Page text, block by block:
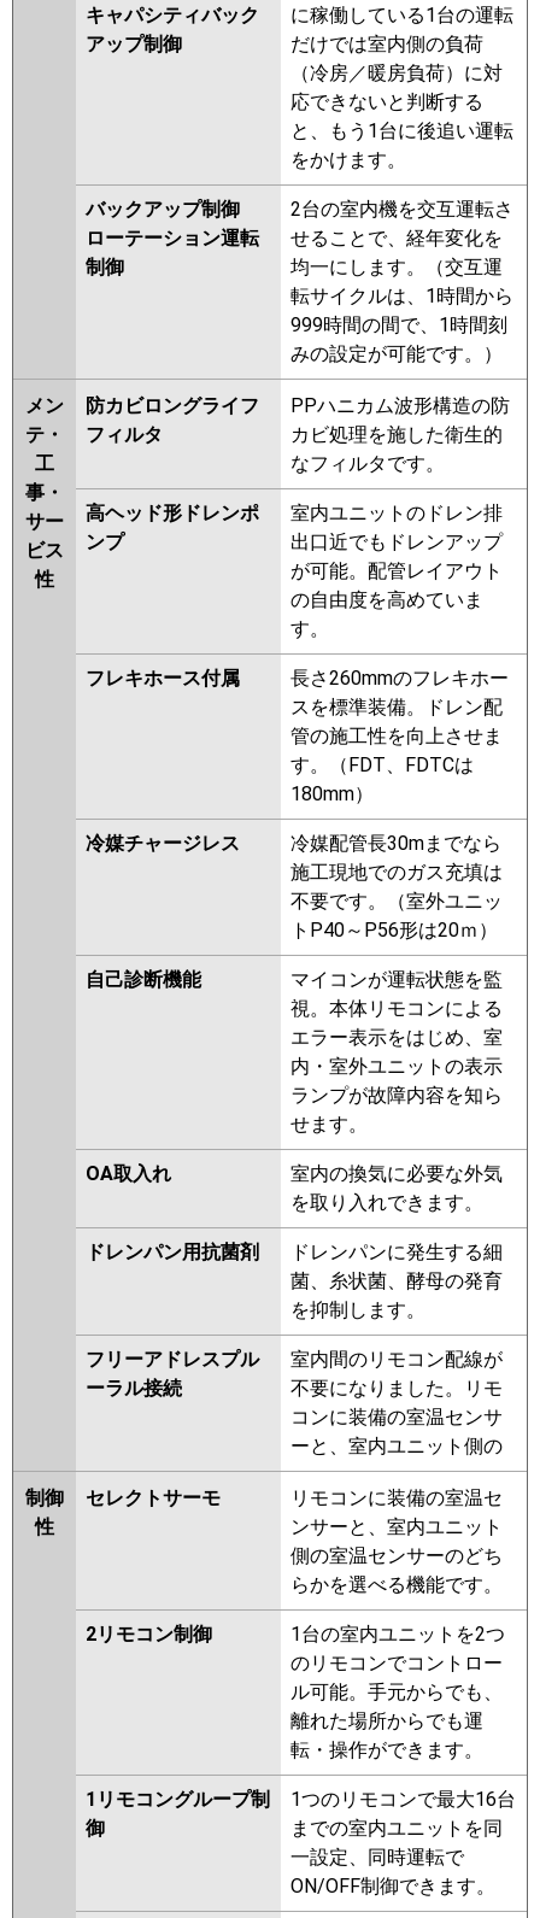
キャパシティバック
アップ制御
に稼働している1台の運転
だけでは室内側の負荷
（冷房／暖房負荷）に対
応できないと判断する
と、もう1台に後追い運転
をかけます。
バックアップ制御
ローテーション運転
制御
2台の室内機を交互運転さ
せることで、経年変化を
均一にします。（交互運
転サイクルは、1時間から
999時間の間で、1時間刻
みの設定が可能です。）
メン
テ・
工
事・
サー
ビス
性
防カビロングライフ
フィルタ
PPハニカム波形構造の防
カビ処理を施した衛生的
なフィルタです。
高ヘッド形ドレンポ
ンプ
室内ユニットのドレン排
出口近でもドレンアップ
が可能。配管レイアウト
の自由度を高めていま
す。
フレキホース付属
長さ260mmのフレキホー
スを標準装備。ドレン配
管の施工性を向上させま
す。（FDT、FDTCは
180mm）
冷媒チャージレス
冷媒配管長30mまでなら
施工現地でのガス充填は
不要です。（室外ユニッ
トP40～P56形は20ｍ）
自己診断機能
マイコンが運転状態を監
視。本体リモコンによる
エラー表示をはじめ、室
内・室外ユニットの表示
ランプが故障内容を知ら
せます。
OA取入れ
室内の換気に必要な外気
を取り入れできます。
ドレンパン用抗菌剤
ドレンパンに発生する細
菌、糸状菌、酵母の発育
を抑制します。
フリーアドレスプル
ーラル接続
室内間のリモコン配線が
不要になりました。リモ
コンに装備の室温センサ
ーと、室内ユニット側の
制御
性
セレクトサーモ
リモコンに装備の室温セ
ンサーと、室内ユニット
側の室温センサーのどち
らかを選べる機能です。
2リモコン制御
1台の室内ユニットを2つ
のリモコンでコントロー
ル可能。手元からでも、
離れた場所からでも運
転・操作ができます。
1リモコングループ制
御
1つのリモコンで最大16台
までの室内ユニットを同
一設定、同時運転で
ON/OFF制御できます。